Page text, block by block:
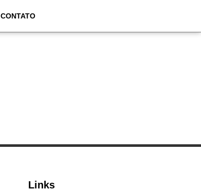
CONTATO
Links